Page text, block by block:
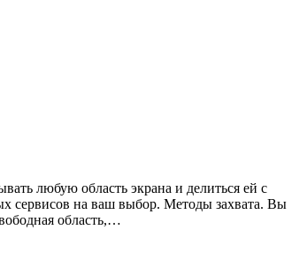
любую область экрана и делиться ей с
сервисов на ваш выбор. Методы захвата. Вы
область,…